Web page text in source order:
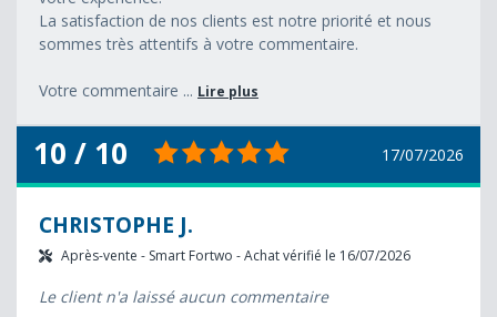
La satisfaction de nos clients est notre priorité et nous
sommes très attentifs à votre commentaire.
Votre commentaire ... Lire plus
10 / 10 17/07/2026
CHRISTOPHE J.
Après-vente - Smart Fortwo - Achat vérifié le 16/07/2026
Le client n'a laissé aucun commentaire